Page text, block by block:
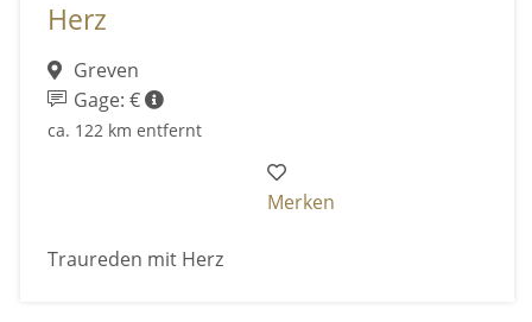
Herz
Greven
Gage: €
ca. 122 km entfernt
Merken
Traureden mit Herz